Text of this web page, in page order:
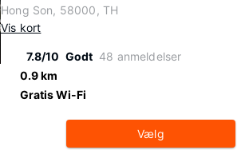
Hong Son, 58000, TH
Vis kort
7.8/10 Godt 48 anmeldelser
0.9 km
Gratis Wi-Fi
Vælg